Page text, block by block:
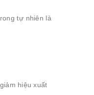
tự nhiên là
hiệu xuất